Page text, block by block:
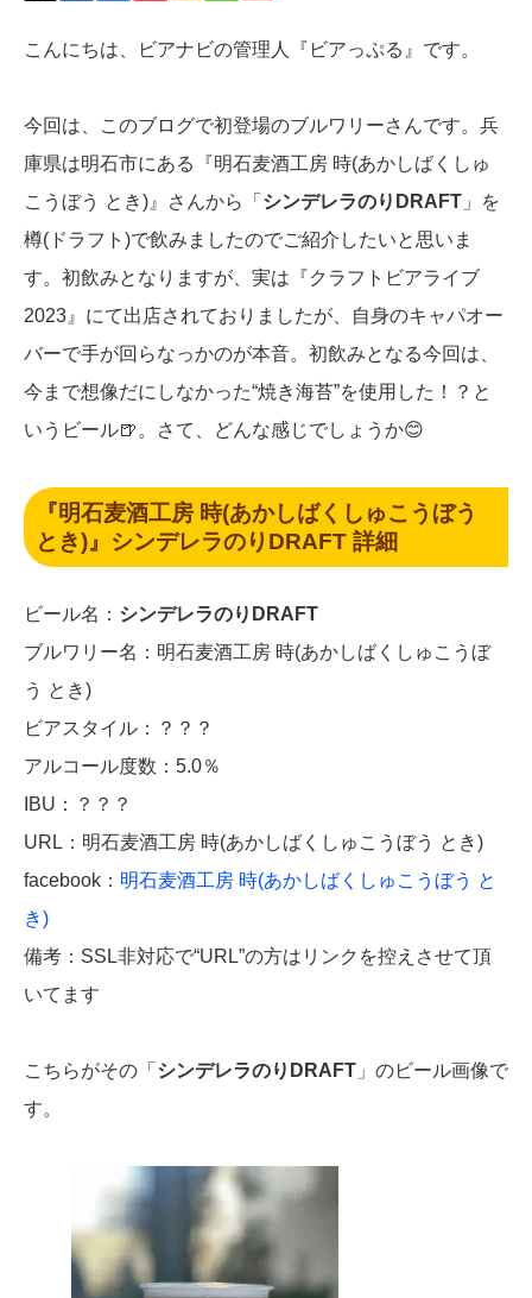
こんにちは、ビアナビの管理人『ビアっぷる』です。
今回は、このブログで初登場のブルワリーさんです。兵
庫県は明石市にある『明石麦酒工房 時(あかしばくしゅ
こうぼう とき)』さんから「 シンデレラのりDRAFT 」を
樽(ドラフト)で飲みましたのでご紹介したいと思いま
す。初飲みとなりますが、実は『クラフトビアライブ
2023』にて出店されておりましたが、自身のキャパオー
バーで手が回らなっかのが本音。初飲みとなる今回は、
今まで想像だにしなかった“焼き海苔”を使用した！？と
いうビール🍺。さて、どんな感じでしょうか😊
『明石麦酒工房 時(あかしばくしゅこうぼう
とき)』シンデレラのりDRAFT 詳細
ビール名： シンデレラのりDRAFT
ブルワリー名：明石麦酒工房 時(あかしばくしゅこうぼ
う とき)
ビアスタイル：？？？
アルコール度数：5.0％
IBU：？？？
URL：明石麦酒工房 時(あかしばくしゅこうぼう とき)
facebook： 明石麦酒工房 時(あかしばくしゅこうぼう と
き)
備考：SSL非対応で“URL”の方はリンクを控えさせて頂
いてます
こちらがその「 シンデレラのりDRAFT 」のビール画像で
す。